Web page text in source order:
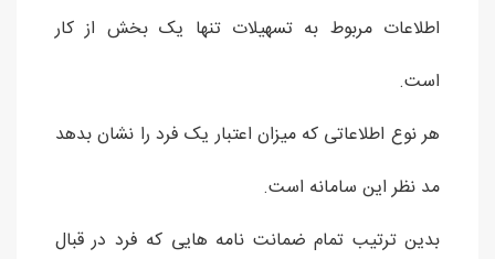
اطلاعات مربوط به تسهیلات تنها یک بخش از کار
است.
هر نوع اطلاعاتی که میزان اعتبار یک فرد را نشان بدهد
مد نظر این سامانه است.
بدین ترتیب تمام ضمانت نامه هایی که فرد در قبال